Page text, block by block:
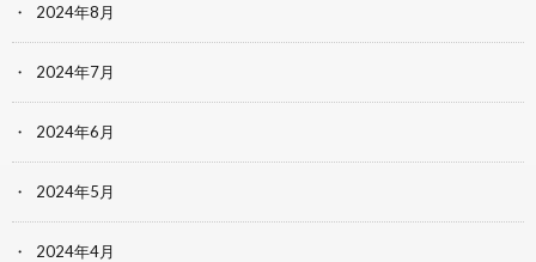
2024年8月
2024年7月
2024年6月
2024年5月
2024年4月